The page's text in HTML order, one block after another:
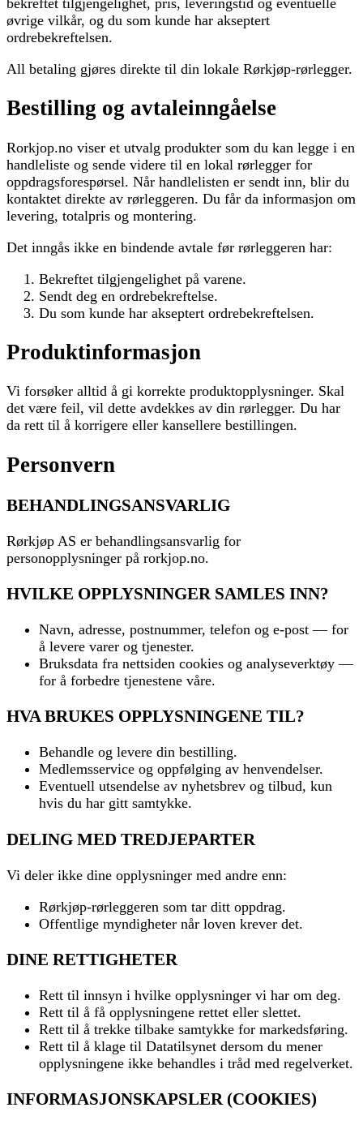
øvrige vilkår, og du som kunde har akseptert
ordrebekreftelsen.
All betaling gjøres direkte til din lokale Rørkjøp-rørlegger.
Bestilling og avtaleinngåelse
Rorkjop.no viser et utvalg produkter som du kan legge i en
handleliste og sende videre til en lokal rørlegger for
oppdragsforespørsel. Når handlelisten er sendt inn, blir du
kontaktet direkte av rørleggeren. Du får da informasjon om
levering, totalpris og montering.
Det inngås ikke en bindende avtale før rørleggeren har:
Bekreftet tilgjengelighet på varene.
Sendt deg en ordrebekreftelse.
Du som kunde har akseptert ordrebekreftelsen.
Produktinformasjon
Vi forsøker alltid å gi korrekte produktopplysninger. Skal
det være feil, vil dette avdekkes av din rørlegger. Du har
da rett til å korrigere eller kansellere bestillingen.
Personvern
BEHANDLINGSANSVARLIG
Rørkjøp AS er behandlingsansvarlig for
personopplysninger på rorkjop.no.
HVILKE OPPLYSNINGER SAMLES INN?
Navn, adresse, postnummer, telefon og e-post — for
å levere varer og tjenester.
Bruksdata fra nettsiden cookies og analyseverktøy —
for å forbedre tjenestene våre.
HVA BRUKES OPPLYSNINGENE TIL?
Behandle og levere din bestilling.
Medlemsservice og oppfølging av henvendelser.
Eventuell utsendelse av nyhetsbrev og tilbud, kun
hvis du har gitt samtykke.
DELING MED TREDJEPARTER
Vi deler ikke dine opplysninger med andre enn:
Rørkjøp-rørleggeren som tar ditt oppdrag.
Offentlige myndigheter når loven krever det.
DINE RETTIGHETER
Rett til innsyn i hvilke opplysninger vi har om deg.
Rett til å få opplysningene rettet eller slettet.
Rett til å trekke tilbake samtykke for markedsføring.
Rett til å klage til Datatilsynet dersom du mener
opplysningene ikke behandles i tråd med regelverket.
INFORMASJONSKAPSLER (COOKIES)